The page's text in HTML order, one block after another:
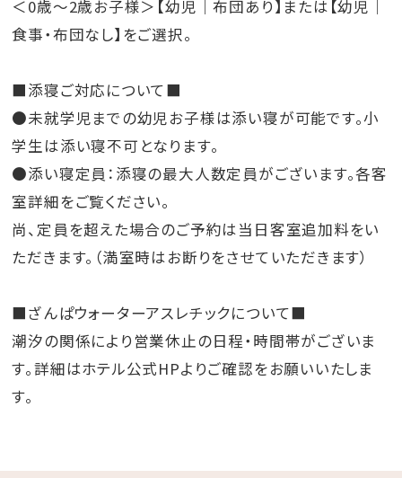
＜0歳～2歳お子様＞【幼児｜布団あり】または【幼児｜
食事・布団なし】をご選択。
■添寝ご対応について■
●未就学児までの幼児お子様は添い寝が可能です。小
学生は添い寝不可となります。
●添い寝定員：添寝の最大人数定員がございます。各客
室詳細をご覧ください。
尚、定員を超えた場合のご予約は当日客室追加料をい
ただきます。（満室時はお断りをさせていただきます）
■ざんぱウォーターアスレチックについて■
潮汐の関係により営業休止の日程・時間帯がございま
す。詳細はホテル公式HPよりご確認をお願いいたしま
す。